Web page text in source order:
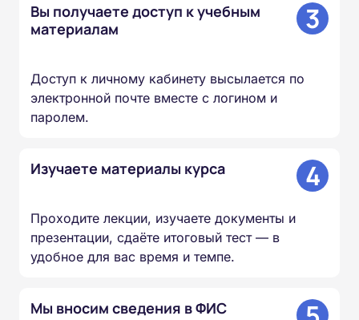
Вы получаете доступ к учебным
материалам
3
Доступ к личному кабинету высылается по
электронной почте вместе с логином и
паролем.
Изучаете материалы курса 4
Проходите лекции, изучаете документы и
презентации, сдаёте итоговый тест — в
удобное для вас время и темпе.
Мы вносим сведения в ФИС